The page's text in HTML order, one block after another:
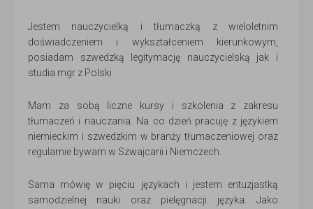
Jestem nauczycielką i tłumaczką z wieloletnim
doświadczeniem i wykształceniem kierunkowym,
posiadam szwedzką legitymację nauczycielską jak i
studia mgr z Polski.
Mam za sobą liczne kursy i szkolenia z zakresu
tłumaczeń i nauczania. Na co dzień pracuję z językiem
niemieckim i szwedzkim w branży tłumaczeniowej oraz
regularnie bywam w Szwajcarii i Niemczech.
Sama mówię w pięciu językach i jestem entuzjastką
samodzielnej nauki oraz pielęgnacji języka. Jako